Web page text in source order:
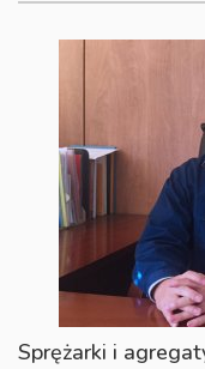
Sprężarki i